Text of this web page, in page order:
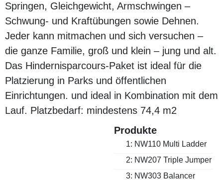
Springen, Gleichgewicht, Armschwingen –
Schwung- und Kraftübungen sowie Dehnen.
Jeder kann mitmachen und sich versuchen –
die ganze Familie, groß und klein – jung und alt.
Das Hindernisparcours-Paket ist ideal für die
Platzierung in Parks und öffentlichen
Einrichtungen. und ideal in Kombination mit dem
Lauf. Platzbedarf: mindestens 74,4 m2
Produkte
1: NW110 Multi Ladder
2: NW207 Triple Jumper
3: NW303 Balancer